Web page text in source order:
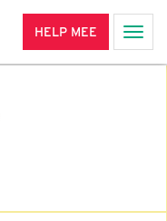
HELP MEE